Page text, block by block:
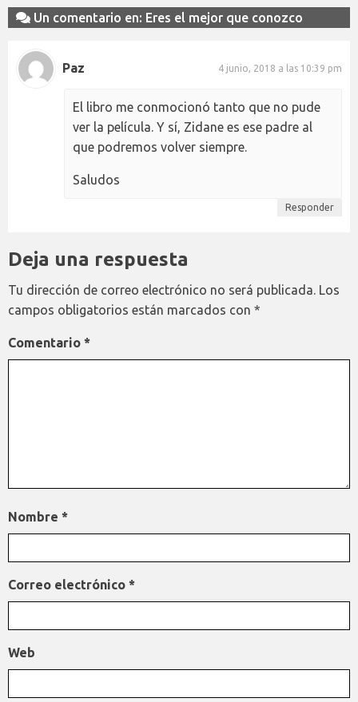
Un comentario en: Eres el mejor que conozco
Paz 4 junio, 2018 a las 10:39 pm
El libro me conmocionó tanto que no pude
ver la película. Y sí, Zidane es ese padre al
que podremos volver siempre.
Saludos
Responder
Deja una respuesta
Tu dirección de correo electrónico no será publicada. Los
campos obligatorios están marcados con *
Comentario *
Nombre *
Correo electrónico *
Web